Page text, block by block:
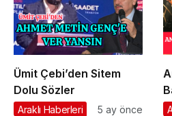
Ümit Çebi’den Sitem
Dolu Sözler
Araklı Haberleri 5 ay önce